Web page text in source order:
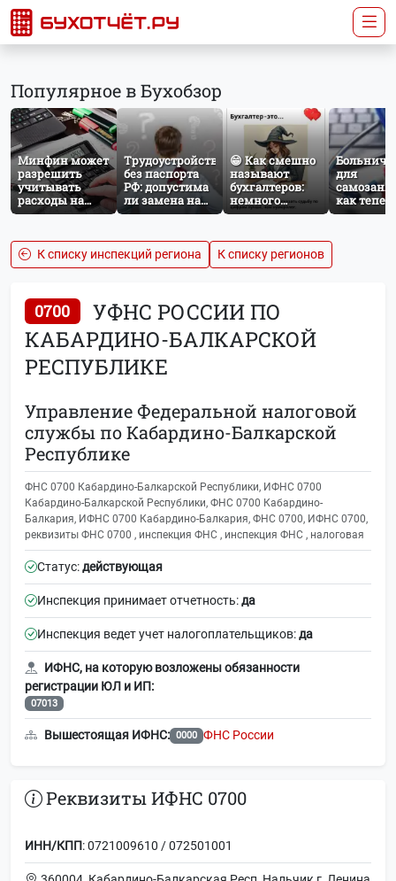
Популярное в Бухобзор
Минфин может
разрешить
учитывать
расходы на
защиту от
расчёте налога
на прибыль
Трудоустройство
без паспорта
РФ: допустима
ли замена на
загранпаспорт?
😁 Как смешно
называют
бухгалтеров:
немного
профессионального
для
как
работает
К списку инспекций региона К списку регионов
0700
УФНС РОССИИ ПО
КАБАРДИНО-БАЛКАРСКОЙ
РЕСПУБЛИКЕ
Управление Федеральной налоговой
службы по Кабардино-Балкарской
Республике
ФНС 0700 Кабардино-Балкарской Республики, ИФНС 0700
Кабардино-Балкарской Республики, ФНС 0700 Кабардино-
Балкария, ИФНС 0700 Кабардино-Балкария, ФНС 0700, ИФНС 0700,
реквизиты ФНС 0700 , инспекция ФНС , инспекция ФНС , налоговая
Статус:действующая
Инспекция принимает отчетность:да
Инспекция ведет учет налогоплательщиков:да
ИФНС, на которую возложены обязанности
регистрации ЮЛ и ИП:
07013
Вышестоящая ИФНС: 0000 ФНС России
Реквизиты ИФНС 0700
ИНН/КПП: 0721009610 / 072501001